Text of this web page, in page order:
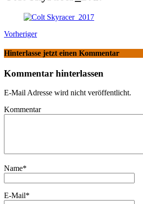
Vorheriger
Hinterlasse jetzt einen Kommentar
Kommentar hinterlassen
E-Mail Adresse wird nicht veröffentlicht.
Kommentar
Name*
E-Mail*